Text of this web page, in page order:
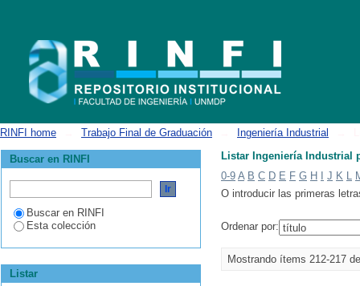
RINFI home Trabajo Final de Graduación Ingeniería Industrial
Listar Ingeniería Industrial
0-9 A B C D E F G H J K L
O introducir las primeras
Ordenar por:
Mostrando ítems 212-217
Buscar en RINFI
Buscar en RINFI
Esta colección
Listar